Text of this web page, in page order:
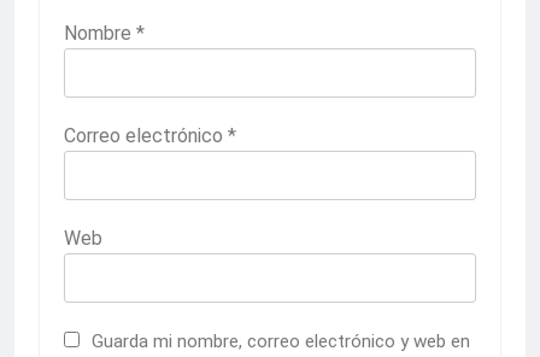
Nombre *
Correo electrónico *
Web
Guarda mi nombre, correo electrónico y web en